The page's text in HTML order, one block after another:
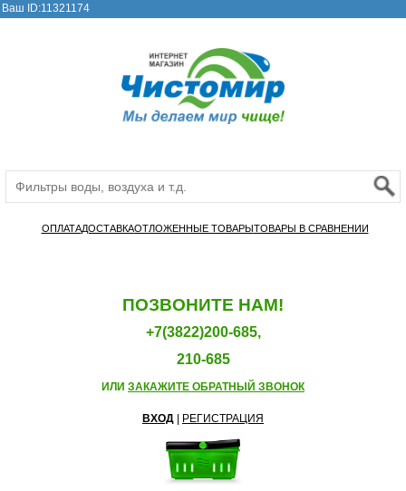
Ваш ID:11321174
ОПЛАТАДОСТАВКАОТЛОЖЕННЫЕ ТОВАРЫТОВАРЫ В СРАВНЕНИИ
ПОЗВОНИТЕ НАМ!
+7(3822)200-685,
210-685
ИЛИ ЗАКАЖИТЕ ОБРАТНЫЙ ЗВОНОК
ВХОД РЕГИСТРАЦИЯ